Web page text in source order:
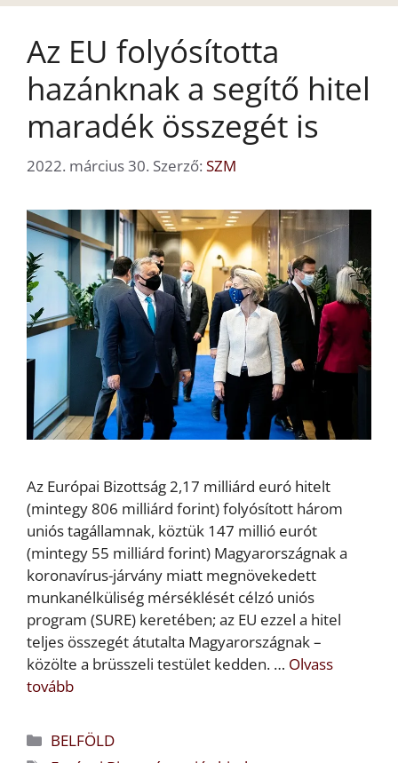
Az EU folyósította
hazánknak a segítő hitel
maradék összegét is
2022. március 30. Szerző: SZM
Az Európai Bizottság 2,17 milliárd euró hitelt
(mintegy 806 milliárd forint) folyósított három
uniós tagállamnak, köztük 147 millió eurót
(mintegy 55 milliárd forint) Magyarországnak a
koronavírus-járvány miatt megnövekedett
munkanélküliség mérséklését célzó uniós
program (SURE) keretében; az EU ezzel a hitel
teljes összegét átutalta Magyarországnak –
közölte a brüsszeli testület kedden. … Olvass
tovább
Kategória
BELFÖLD